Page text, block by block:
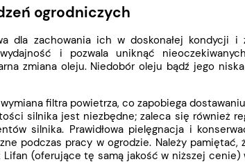
ogrodniczych
dla zachowania ich w doskonałej kondycji i
i pozwala uniknąć
zmiana oleju. Niedobór oleju bądź jego
filtra powietrza, co zapobiega
silnika jest niezbędne; zaleca się również
silnika. Prawidłowa pielęgnacja i
podczas pracy w ogrodzie. Należy pamiętać,
Lifan (oferujące tę samą jakość w niższej cenie)